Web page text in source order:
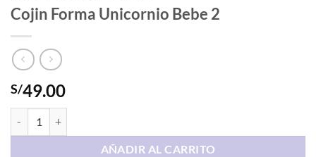
Cojin Forma Unicornio Bebe 2
S/49.00
AÑADIR AL CARRITO